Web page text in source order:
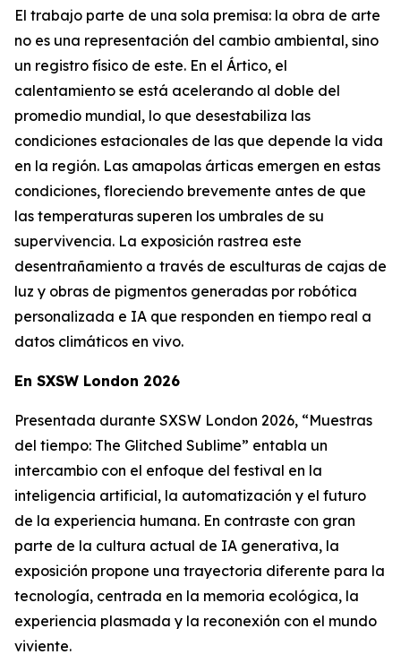
El trabajo parte de una sola premisa: la obra de arte
no es una representación del cambio ambiental, sino
un registro físico de este. En el Ártico, el
calentamiento se está acelerando al doble del
promedio mundial, lo que desestabiliza las
condiciones estacionales de las que depende la vida
en la región. Las amapolas árticas emergen en estas
condiciones, floreciendo brevemente antes de que
las temperaturas superen los umbrales de su
supervivencia. La exposición rastrea este
desentrañamiento a través de esculturas de cajas de
luz y obras de pigmentos generadas por robótica
personalizada e IA que responden en tiempo real a
datos climáticos en vivo.
En SXSW London 2026
Presentada durante SXSW London 2026, “Muestras
del tiempo: The Glitched Sublime” entabla un
intercambio con el enfoque del festival en la
inteligencia artificial, la automatización y el futuro
de la experiencia humana. En contraste con gran
parte de la cultura actual de IA generativa, la
exposición propone una trayectoria diferente para la
tecnología, centrada en la memoria ecológica, la
experiencia plasmada y la reconexión con el mundo
viviente.